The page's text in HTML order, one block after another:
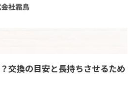
交換の目安と長持ちさせるため